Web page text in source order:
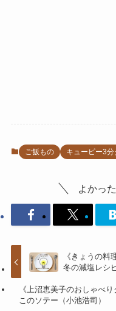
ご飯もの キューピー3
よかっ
《きょうの
冬の減塩レシ
《上沼恵美子のおしゃべ
このソテー（小池浩司）